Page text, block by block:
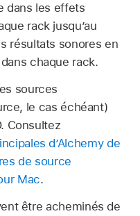
dans les effets
rack jusqu’au
résultats sonores en
chaque rack.
sources
le cas échéant)
Consultez
d’Alchemy de
de source
Mac.
être acheminés de